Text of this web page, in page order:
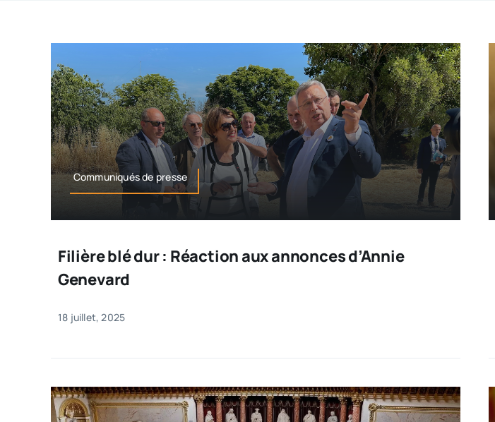
Communiqués de presse
Filière blé dur : Réaction aux annonces d’Annie
Genevard
18 juillet, 2025